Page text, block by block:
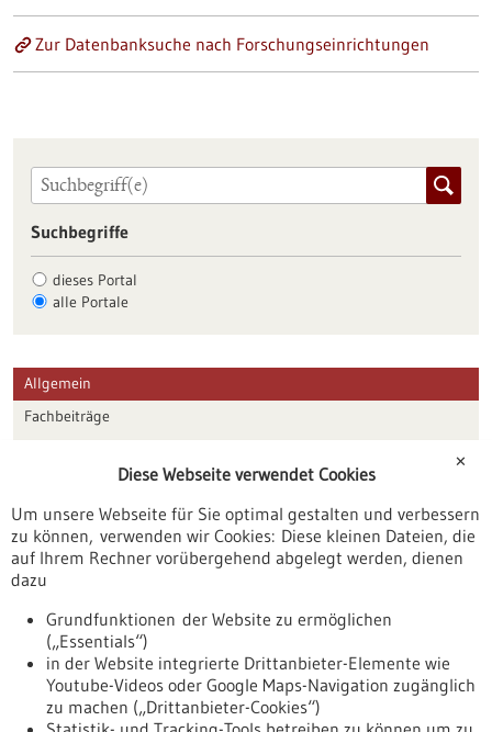
Zur Datenbanksuche nach Forschungseinrichtungen
Suchbegriffe
dieses Portal
alle Portale
Allgemein
Fachbeiträge
Veranstaltungen
Erscheinungsdatum
✕
Diese Webseite verwendet Cookies
Um unsere Webseite für Sie optimal gestalten und verbessern
zu können, verwenden wir Cookies: Diese kleinen Dateien, die
auf Ihrem Rechner vorübergehend abgelegt werden, dienen
dazu
Grundfunktionen der Website zu ermöglichen
(„Essentials“)
in der Website integrierte Drittanbieter-Elemente wie
Youtube-Videos oder Google Maps-Navigation zugänglich
zu machen („Drittanbieter-Cookies“)